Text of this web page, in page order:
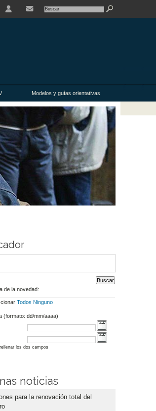
Modelos y guías orientativas
de la novedad:
Todos Ninguno
(formato: dd/mm/aaaa)
los dos campos
noticias
para la renovación total del